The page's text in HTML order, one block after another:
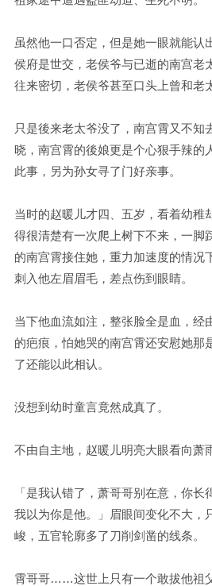
虽然他一口否定，但是她一眼就能认
侯府是世交，老侯爷与已逝的南宫老
往来密切，老侯爷甚至口头上曾和老
只是後来老太爷没了，南宫霄又不知
晓，南宫霄的後娘更是个心狠手辣的
此事，另为孙女寻了门好亲事。
当时的赵暖儿才四、五岁，看着幼稚
得很清楚有一次爬上树下不来，一脚
的南宫霄接住她，重力加速度的情况
刺入他左眉眉毛，差点伤到眼睛。
当下他血流如注，整张脸全是血，经
的疤痕，怕她哭的南宫霄还安慰她那
了还能以此相认。
没想到幼时童言竟然成真了。
不由自主地，赵暖儿明亮大眼看向萧
「是我认错了，萧哥哥别在意，你长
我以为你是他。」眉眼间变化不大，
峻，五官轮廓多了刀削剑凿的线条。
霄哥哥……这世上只有一个敢拔他祖